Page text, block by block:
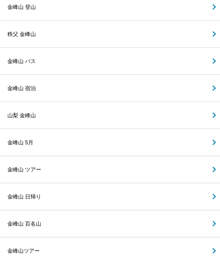
金峰山 登山
秩父 金峰山
金峰山 バス
金峰山 宿泊
山梨 金峰山
金峰山 5月
金峰山 ツアー
金峰山 日帰り
金峰山 百名山
金峰山ツアー